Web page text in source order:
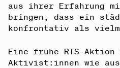
aus ihrer Erfahrung
bringen, dass ein
konfrontativ als
Eine frühe RTS-
Aktivist:innen wie